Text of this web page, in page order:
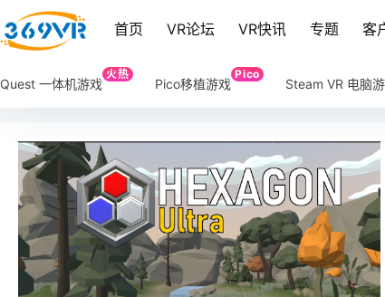
首页 VR论坛 VR快讯 专题 客
Quest 一体机游戏
火热
Pico移植游戏
Pico
Steam VR 电脑